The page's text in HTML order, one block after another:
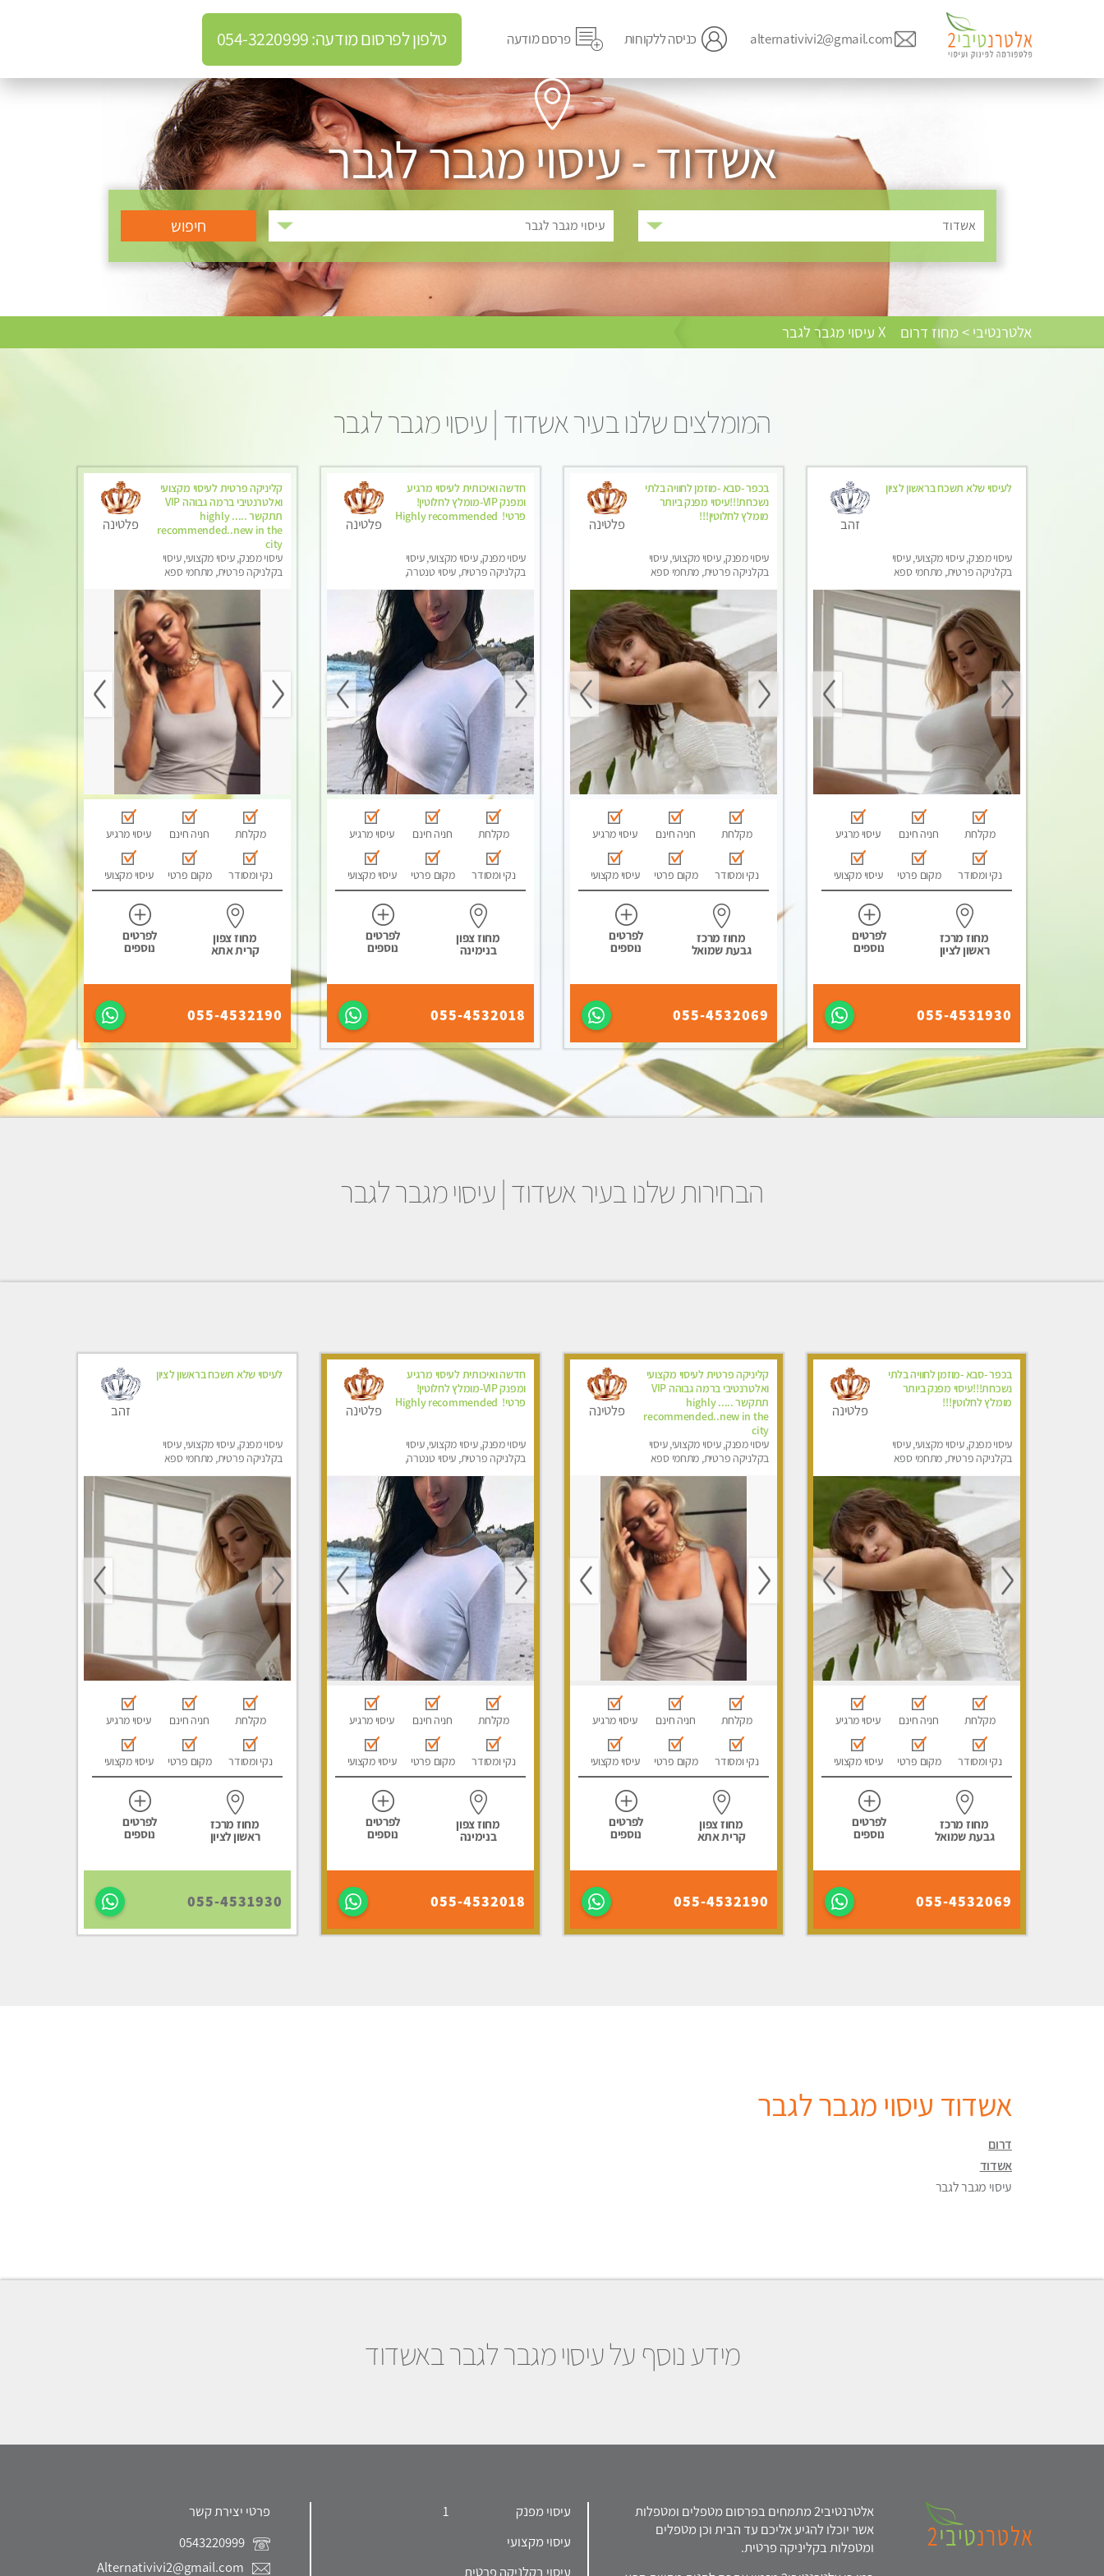
alternativivi2@gmail.com כניסה ללקוחות פרסם מודעה טלפון לפרסום מודעה: 054-3220999
אשדוד - עיסוי מגבר לגבר
אשדוד עיסוי מגבר לגבר
אלטרנטיבי > מחוז דרום X עיסוי מגבר לגבר
המומלצים שלנו בעיר אשדוד | עיסוי מגבר לגבר
לעיסוי שלא תשכח בראשון לציון
עיסוי מפנק, עיסוי מקצועי, עיסוי
בקלניקה פרטית, מתחמי ספא
זהב
מקלחת חניה חינם עיסוי מרגיע
נקי ומסודר מקום פרטי עיסוי מקצועי
מחוז מרכז
ראשון לציון
לפרטים
נוספים
055-4531930
בכפר -סבא -מוזמן לחוויה בלתי
נשכחת!!!עיסוי מפנק ביותר
מומלץ לחלוטין!!!
עיסוי מפנק, עיסוי מקצועי, עיסוי
בקלניקה פרטית, מתחמי ספא
לגבר, עיסוי לנשים בלבד
פלטינה
מקלחת חניה חינם עיסוי מרגיע
נקי ומסודר מקום פרטי עיסוי מקצועי
מחוז מרכז
גבעת שמואל
לפרטים
נוספים
055-4532069
חדשה ואיכותית לעיסוי מרגיע
ומפנק VIP-מומלץ לחלוטין!
פרטי! ​​​​​​ Highly recommended
עיסוי מפנק, עיסוי מקצועי, עיסוי
בקלניקה פרטית, עיסוי טנטרה,
פלטינה
מקלחת חניה חינם עיסוי מרגיע
נקי ומסודר מקום פרטי עיסוי מקצועי
מחוז צפון
בנימינה
לפרטים
נוספים
055-4532018
קליניקה פרטית לעיסוי מקצועי
ואלטרנטיבי ברמה גבוהה VIP
תתקשר ..... highly
recommended..new in the
city
עיסוי מפנק, עיסוי מקצועי, עיסוי
בקלניקה פרטית, מתחמי ספא
הבית, עיסוי טנטרה, עיסוי מגבר
לגבר, עיסוי מגבר לאישה
פלטינה
מקלחת חניה חינם עיסוי מרגיע
נקי ומסודר מקום פרטי עיסוי מקצועי
מחוז צפון
קרית אתא
לפרטים
נוספים
055-4532190
הבחירות שלנו בעיר אשדוד | עיסוי מגבר לגבר
בכפר -סבא -מוזמן לחוויה בלתי
נשכחת!!!עיסוי מפנק ביותר
מומלץ לחלוטין!!!
עיסוי מפנק, עיסוי מקצועי, עיסוי
בקלניקה פרטית, מתחמי ספא
לגבר, עיסוי לנשים בלבד
פלטינה
מקלחת חניה חינם עיסוי מרגיע
נקי ומסודר מקום פרטי עיסוי מקצועי
מחוז מרכז
גבעת שמואל
לפרטים
נוספים
055-4532069
קליניקה פרטית לעיסוי מקצועי
ואלטרנטיבי ברמה גבוהה VIP
תתקשר ..... highly
recommended..new in the
city
עיסוי מפנק, עיסוי מקצועי, עיסוי
בקלניקה פרטית, מתחמי ספא
הבית, עיסוי טנטרה, עיסוי מגבר
לגבר, עיסוי מגבר לאישה
פלטינה
מקלחת חניה חינם עיסוי מרגיע
נקי ומסודר מקום פרטי עיסוי מקצועי
מחוז צפון
קרית אתא
לפרטים
נוספים
055-4532190
חדשה ואיכותית לעיסוי מרגיע
ומפנק VIP-מומלץ לחלוטין!
פרטי! ​​​​​​ Highly recommended
עיסוי מפנק, עיסוי מקצועי, עיסוי
בקלניקה פרטית, עיסוי טנטרה,
פלטינה
מקלחת חניה חינם עיסוי מרגיע
נקי ומסודר מקום פרטי עיסוי מקצועי
מחוז צפון
בנימינה
לפרטים
נוספים
055-4532018
לעיסוי שלא תשכח בראשון לציון
עיסוי מפנק, עיסוי מקצועי, עיסוי
בקלניקה פרטית, מתחמי ספא
זהב
מקלחת חניה חינם עיסוי מרגיע
נקי ומסודר מקום פרטי עיסוי מקצועי
מחוז מרכז
ראשון לציון
לפרטים
נוספים
055-4531930
אשדוד עיסוי מגבר לגבר
דרום
אשדוד
עיסוי מגבר לגבר
מידע נוסף על עיסוי מגבר לגבר באשדוד
אלטרנטיבי2 מתמחים בפרסום מטפלים ומטפלות
אשר יוכלו להגיע אליכם עד הבית וכן מטפלים
ומטפלות בקליניקה פרטית.
עיסוי מפנק
עיסוי מקצועי
עיסוי בקלניקה פרטית
1
פרטי יצירת קשר
Alternativivi2@gmail.com